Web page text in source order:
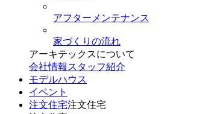
アフターメンテナンス
家づくりの流れ
アーキテックスについて
会社情報 スタッフ紹介
モデルハウス
イベント
注文住宅注文住宅